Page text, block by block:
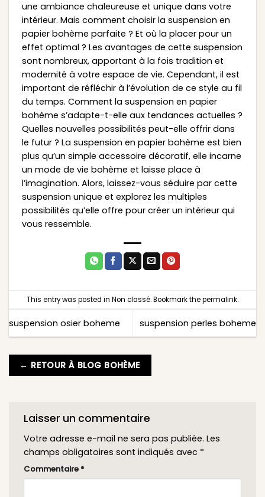
une ambiance chaleureuse et unique dans votre
intérieur. Mais comment choisir la suspension en
papier bohème parfaite ? Et où la placer pour un
effet optimal ? Les avantages de cette suspension
sont nombreux, apportant à la fois tradition et
modernité à votre espace de vie. Cependant, il est
important de réfléchir à l’évolution de ce style au fil
du temps. Comment la suspension en papier
bohème s’adapte-t-elle aux tendances actuelles ?
Quelles nouvelles possibilités peut-elle offrir dans
le futur ? La suspension en papier bohème est bien
plus qu’un simple accessoire décoratif, elle incarne
un mode de vie bohème et laisse place à
l’imagination. Alors, laissez-vous séduire par cette
suspension unique et explorez les multiples
possibilités qu’elle offre pour créer un intérieur qui
vous ressemble.
This entry was posted in Non classé. Bookmark thepermalink.
suspension osier boheme suspension perles boheme
← RETOUR À BLOG BOHÈME
Laisser un commentaire
Votre adresse e-mail ne sera pas publiée. Les
champs obligatoires sont indiqués avec *
Commentaire *